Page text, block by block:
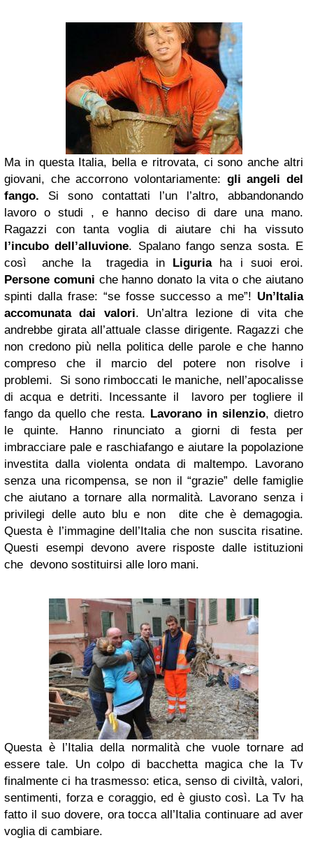
Ma in questa Italia, bella e ritrovata, ci sono anche altri
giovani, che accorrono volontariamente: gli angeli del
fango. Si sono contattati l’un l’altro, abbandonando
lavoro o studi , e hanno deciso di dare una mano.
Ragazzi con tanta voglia di aiutare chi ha vissuto
l’incubo dell’alluvione. Spalano fango senza sosta. E
così anche la tragedia in
Liguriaha i suoi eroi.
Persone comuni che hanno donato la vita o che aiutano
spinti dalla frase: “se fosse successo a me”! Un’Italia
accomunata dai valori. Un’altra lezione di vita che
andrebbe girata all’attuale classe dirigente. Ragazzi che
non credono più nella politica delle parole e che hanno
compreso che il marcio del potere non risolve i
problemi. Si sono rimboccati le maniche, nell’apocalisse
di acqua e detriti. Incessante il lavoro per togliere il
fango da quello che resta. Lavorano in silenzio, dietro
le quinte. Hanno rinunciato a giorni di festa per
imbracciare pale e raschiafango e aiutare la popolazione
investita dalla violenta ondata di maltempo. Lavorano
senza una ricompensa, se non il “grazie” delle famiglie
che aiutano a tornare alla normalità. Lavorano senza i
privilegi delle auto blu e non dite che è demagogia.
Questa è l’immagine dell’Italia che non suscita risatine.
Questi esempi devono avere risposte dalle istituzioni
che devono sostituirsi alle loro mani.
Questa è l’Italia della normalità che vuole tornare ad
essere tale. Un colpo di bacchetta magica che la Tv
finalmente ci ha trasmesso: etica, senso di civiltà, valori,
sentimenti, forza e coraggio, ed è giusto così. La Tv ha
fatto il suo dovere, ora tocca all’Italia continuare ad aver
voglia di cambiare.